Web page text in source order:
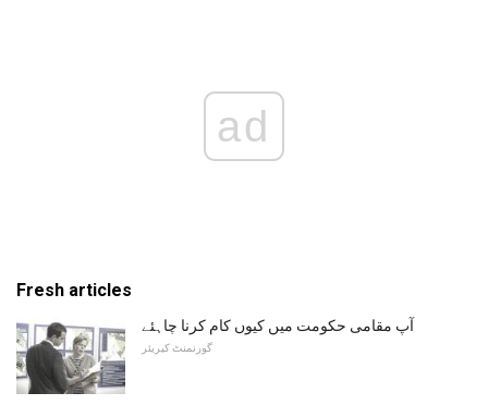
ad
Fresh articles
آپ مقامی حکومت میں کیوں کام کرنا چاہئے
گورنمنٹ کیریئر